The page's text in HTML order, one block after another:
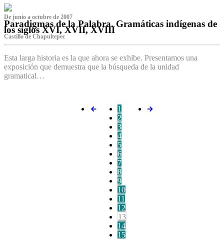
De junio a octubre de 2007
Paradigmas de la Palabra. Gramáticas indígenas de
los siglos XVI, XVII, XVIII
Castillo de Chapultepec
Esta larga historia es la que ahora se exhibe. Presentamos una
exposición que demuestra que la búsqueda de la unidad
gramatical…
1
2
3
4
5
6
7
8
9
10
11
12
13
14
15